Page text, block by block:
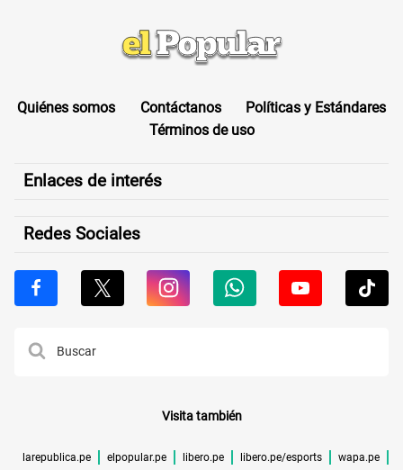
Quiénes somos Contáctanos
Políticas y Estándares
Términos de uso
Enlaces de interés
Redes Sociales
Visita también
larepublica.pe elpopular.pe libero.pe libero.pe/esports wapa.pe